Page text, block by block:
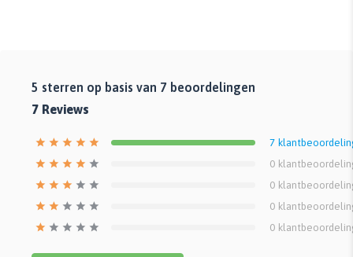
5 sterren op basis van 7 beoordelingen
7 Reviews
7
0
0
0
0